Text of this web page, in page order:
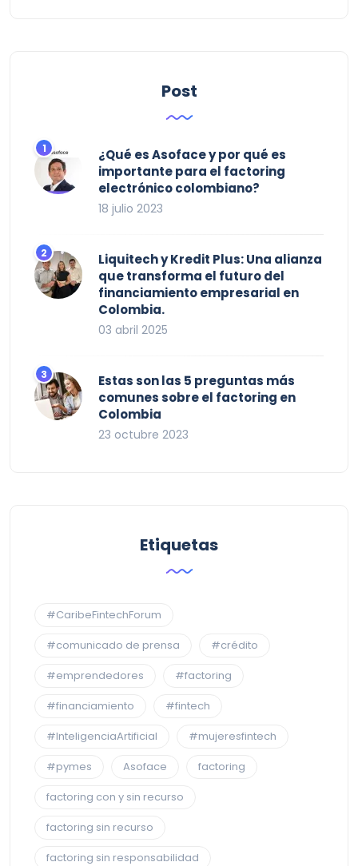
Post
¿Qué es Asoface y por qué es
importante para el factoring
electrónico colombiano?
18 julio 2023
Liquitech y Kredit Plus: Una alianza
que transforma el futuro del
financiamiento empresarial en
Colombia.
03 abril 2025
Estas son las 5 preguntas más
comunes sobre el factoring en
Colombia
23 octubre 2023
Etiquetas
#CaribeFintechForum
#comunicado de prensa
#crédito
#emprendedores
#factoring
#financiamiento
#fintech
#InteligenciaArtificial
#mujeresfintech
#pymes
Asoface
factoring
factoring con y sin recurso
factoring sin recurso
factoring sin responsabilidad